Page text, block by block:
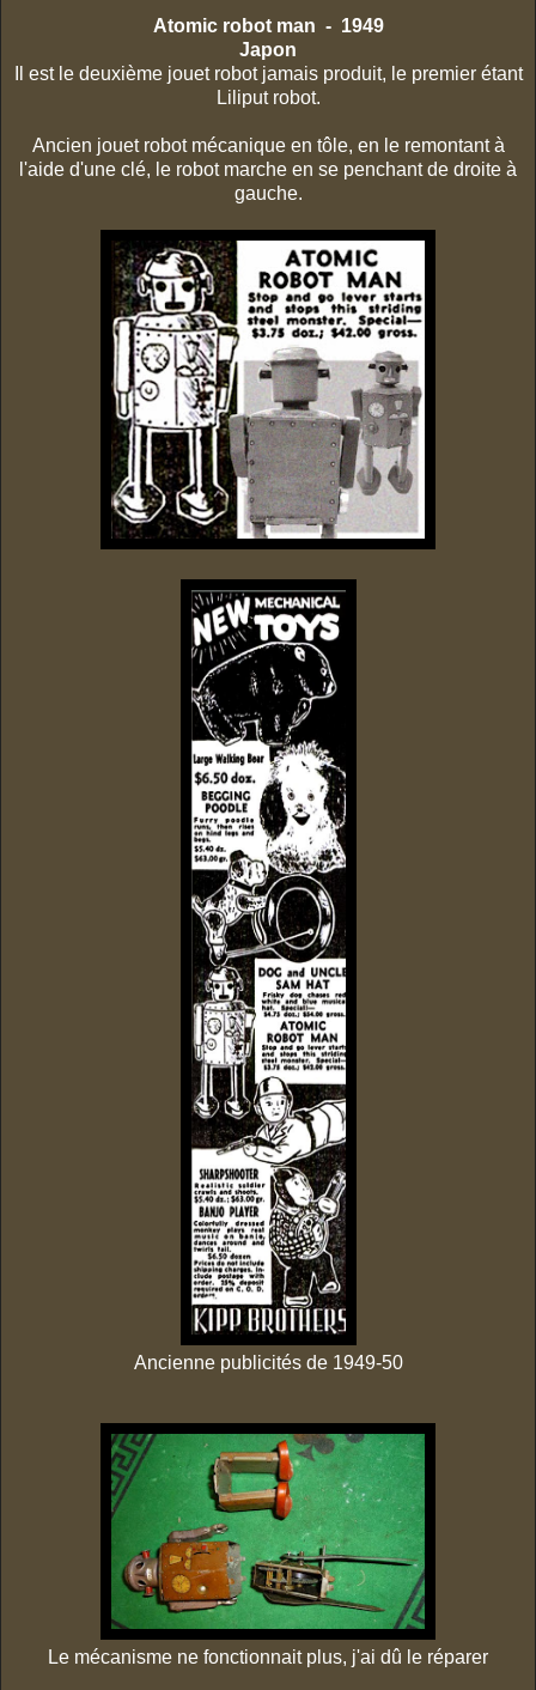
Atomic robot man - 1949
Japon
Il est le deuxième jouet robot jamais produit, le premier étant
Liliput robot.
Ancien jouet robot mécanique en tôle, en le remontant à
l'aide d'une clé, le robot marche en se penchant de droite à
gauche.
Ancienne publicités de 1949-50
Le mécanisme ne fonctionnait plus, j'ai dû le réparer